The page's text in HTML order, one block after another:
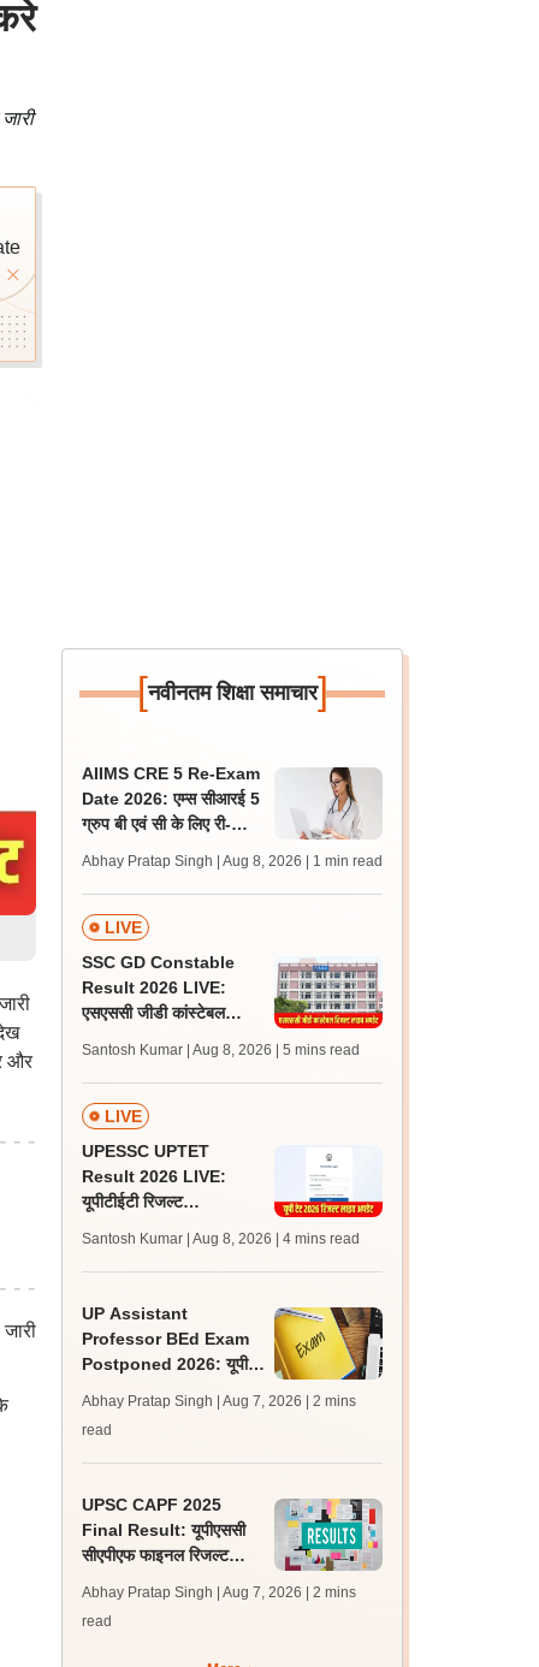
और
[नवीनतम शिक्षा समाचार]
AIIMS CRE 5 Re-Exam
Date 2026: एम्स सीआरई 5
ग्रुप बी एवं सी के लिए री-
कार्ड जल्द
Abhay Pratap Singh | Aug 8, 2026 | 1 min read
LIVE
SSC GD Constable
Result 2026 LIVE:
एसएससी जीडी कांस्टेबल
लेटेस्ट अपडेट, स्कोरकार्ड लिंक
Santosh Kumar | Aug 8, 2026 | 5 mins read
LIVE
UPESSC UPTET
Result 2026 LIVE:
यूपीटीईटी रिजल्ट
जल्द, जानें लेटेस्ट अपडेट,
पासिंग मार्क्स
Santosh Kumar | Aug 8, 2026 | 4 mins read
UP Assistant
Professor BEd Exam
Postponed 2026: यूपी
स्थगित, नई तिथि बाद में
Abhay Pratap Singh | Aug 7, 2026
| 2 mins
read
UPSC CAPF 2025
Final Result: यूपीएससी
सीएपीएफ फाइनल रिजल्ट
350 अभ्यर्थी चयनित
Abhay Pratap Singh | Aug 7, 2026
| 2 mins
read